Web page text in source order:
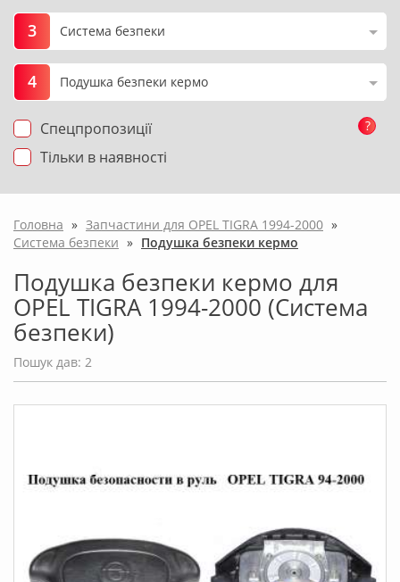
3
4
Спецпропозиції
Тільки в наявності
?
Головна » Запчастини для OPEL TIGRA 1994-2000 »
Система безпеки » Подушка безпеки кермо
Подушка безпеки кермо для
OPEL TIGRA 1994-2000 (Система
безпеки)
Пошук дав: 2